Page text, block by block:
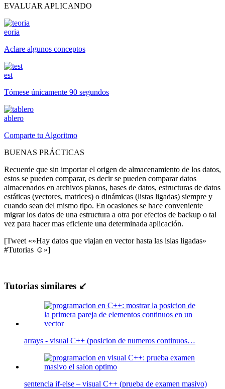
EVALUAR APLICANDO
eoria
Aclare algunos conceptos
est
Tómese únicamente 90 segundos
ablero
Comparte tu Algoritmo
BUENAS PRÁCTICAS
Recuerde que sin importar el origen de almacenamiento de los datos,
estos se pueden comparar, es decir se pueden comparar datos
almacenados en archivos planos, bases de datos, estructuras de datos
estáticas (vectores, matrices) o dinámicas (listas ligadas) siempre y
cuando sean del mismo tipo. En ocasiones se hace conveniente
migrar los datos de una estructura a otra por efectos de backup o tal
vez para hacer mas eficiente una determinada aplicación.
[Tweet «»Hay datos que viajan en vector hasta las islas ligadas»
#Tutorias ☺»]
Tutorias similares ↙
arrays - visual C++ (posicion de numeros continuos…
sentencia if-else – visual C++ (prueba de examen masivo)